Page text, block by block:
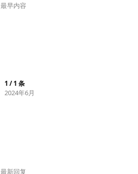
最早内容
1 /1 条
2024年6月
最新回复